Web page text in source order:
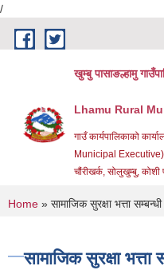
/
Skip to main content
खुम्बु पासाङल्हामु
Lhamu Rural
गाउँ कार्यपालिकाको
Municipal Executive)
चौंरीखर्क, सोलुखुम्बु,
You are here
Home » सामाजिक सुरक्षा भत्ता सम्बन्धी
सामाजिक सुरक्षा भत्ता